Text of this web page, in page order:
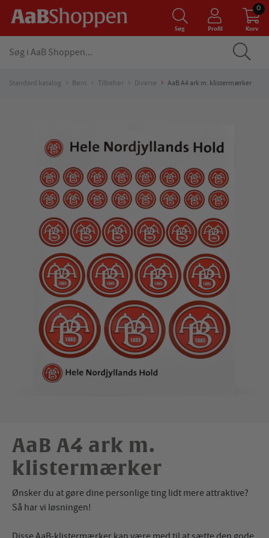
Søg Profil Kurv
0
Standard katalog Børn Tilbehør Diverse AaB A4 ark m. klistermærker
AaB A4 ark m.
klistermærker
Ønsker du at gøre dine personlige ting lidt mere attraktive?
Så har vi løsningen!